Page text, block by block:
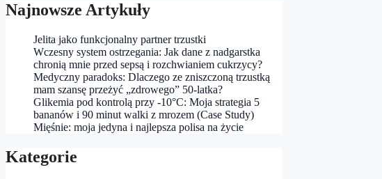
Najnowsze Artykuły
Jelita jako funkcjonalny partner trzustki
Wczesny system ostrzegania: Jak dane z nadgarstka
chronią mnie przed sepsą i rozchwianiem cukrzycy?
Medyczny paradoks: Dlaczego ze zniszczoną trzustką
mam szansę przeżyć „zdrowego” 50‑latka?
Glikemia pod kontrolą przy -10°C: Moja strategia 5
bananów i 90 minut walki z mrozem (Case Study)
Mięśnie: moja jedyna i najlepsza polisa na życie
Kategorie